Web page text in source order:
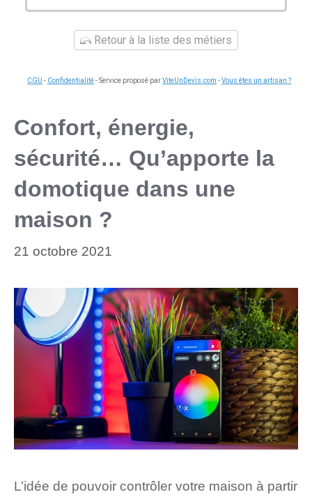
Retour à la liste des métiers
CGU - Confidentialité- Service proposé parViteUnDevis.com -Vous êtes un artisan ?
Confort, énergie,
sécurité… Qu’apporte la
domotique dans une
maison ?
21 octobre 2021
L’idée de pouvoir contrôler votre maison à partir